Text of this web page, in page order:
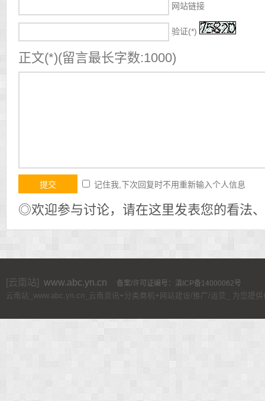
网站链接
验证(*)
正文(*)(留言最长字数:1000)
记住我,下次回复时不用重新输入个人信息
◎欢迎参与讨论，请在这里发表您的看法
[云南站] www.abc.yn.cn
备案/许可证编号：滇ICP备14000062号
云南站_www.abc.yn.cn_云南资讯+分类商机+网站建设/推广/运营_ 为您提